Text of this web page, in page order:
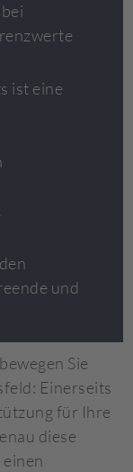
ist eine
und
Sie
Einerseits
für Ihre
diese